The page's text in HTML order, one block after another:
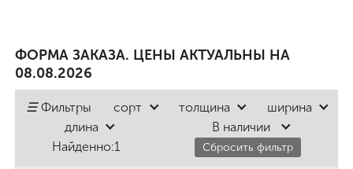
ФОРМА ЗАКАЗА. ЦЕНЫ АКТУАЛЬНЫ НА
08.08.2026
☰ Фильтры сорт толщина
ширина
длина
В наличии
Найденно:1 Сбросить фильтр